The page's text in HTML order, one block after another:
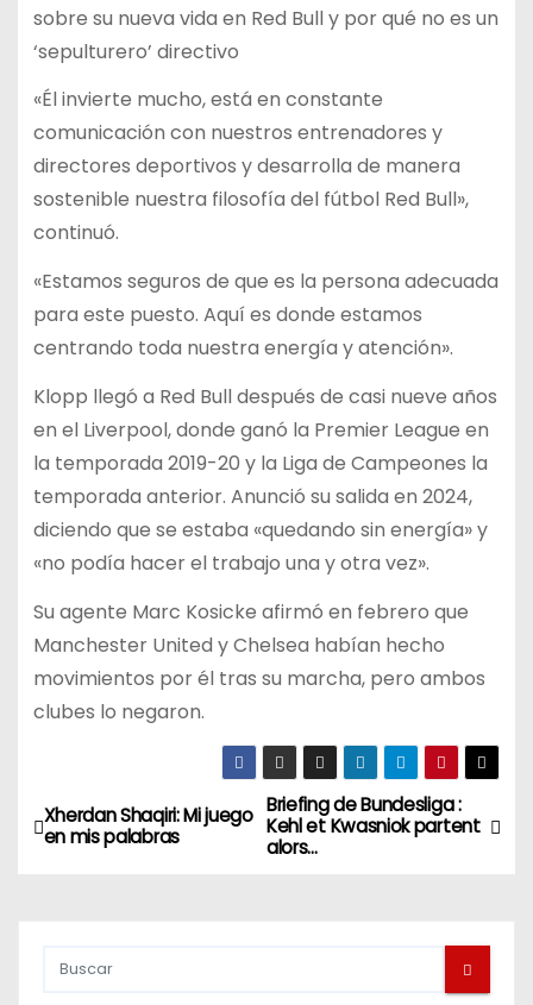
sobre su nueva vida en Red Bull y por qué no es un
‘sepulturero’ directivo
«Él invierte mucho, está en constante
comunicación con nuestros entrenadores y
directores deportivos y desarrolla de manera
sostenible nuestra filosofía del fútbol Red Bull»,
continuó.
«Estamos seguros de que es la persona adecuada
para este puesto. Aquí es donde estamos
centrando toda nuestra energía y atención».
Klopp llegó a Red Bull después de casi nueve años
en el Liverpool, donde ganó la Premier League en
la temporada 2019-20 y la Liga de Campeones la
temporada anterior. Anunció su salida en 2024,
diciendo que se estaba «quedando sin energía» y
«no podía hacer el trabajo una y otra vez».
Su agente Marc Kosicke afirmó en febrero que
Manchester United y Chelsea habían hecho
movimientos por él tras su marcha, pero ambos
clubes lo negaron.
N
Briefing de Bundesliga :
Kehl et Kwasniok partent
alors…
Xherdan Shaqiri: Mi juego
en mis palabras